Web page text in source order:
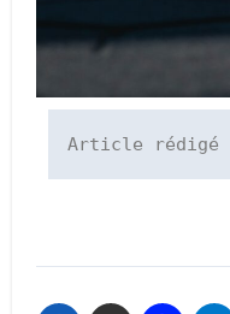
Article rédigé